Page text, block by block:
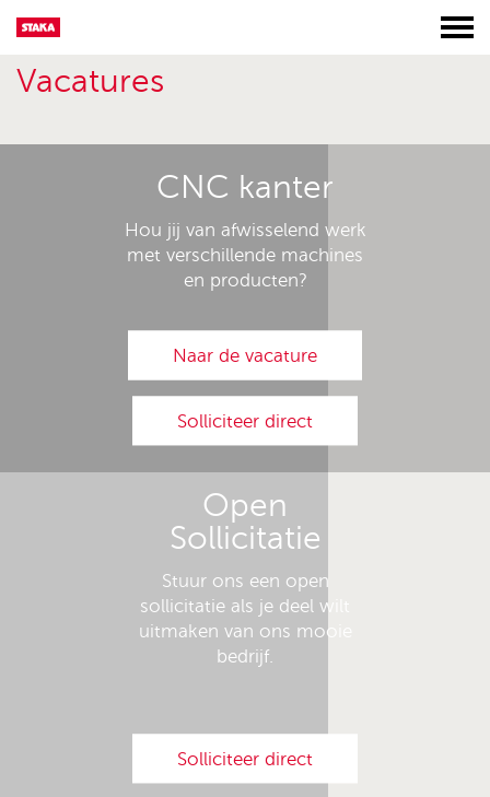
Vacatures
CNC kanter
Hou jij van afwisselend werk
met verschillende machines
en producten?
Naar de vacature
Solliciteer direct
Open
Sollicitatie
Stuur ons een open
sollicitatie als je deel wilt
uitmaken van ons mooie
bedrijf.
Solliciteer direct